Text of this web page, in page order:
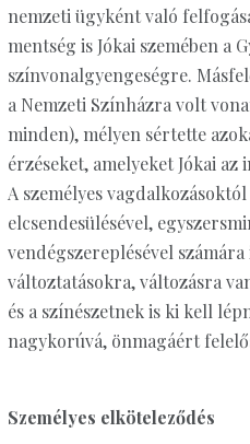
nemzeti ügyként való
mentség is Jókai szemében a
színvonalgyengeségre.
a Nemzeti Színházra volt
minden), mélyen sértette
érzéseket, amelyeket Jókai
A személyes
elcsendesülésével,
vendégszereplésével
változtatásokra, változásra
és a színészetnek is ki kell
nagykorúvá, önmagáért
Személyes elköteleződés